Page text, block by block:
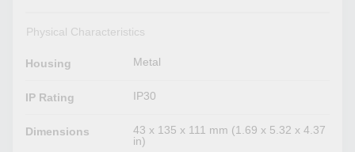
Physical Characteristics
Housing Metal
IP Rating IP30
Dimensions
43 x 135 x 111 mm (1.69 x 5.32 x 4.37
in)